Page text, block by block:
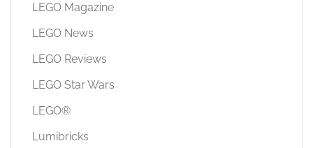
LEGO Magazine
LEGO News
LEGO Reviews
LEGO Star Wars
LEGO®
Lumibricks